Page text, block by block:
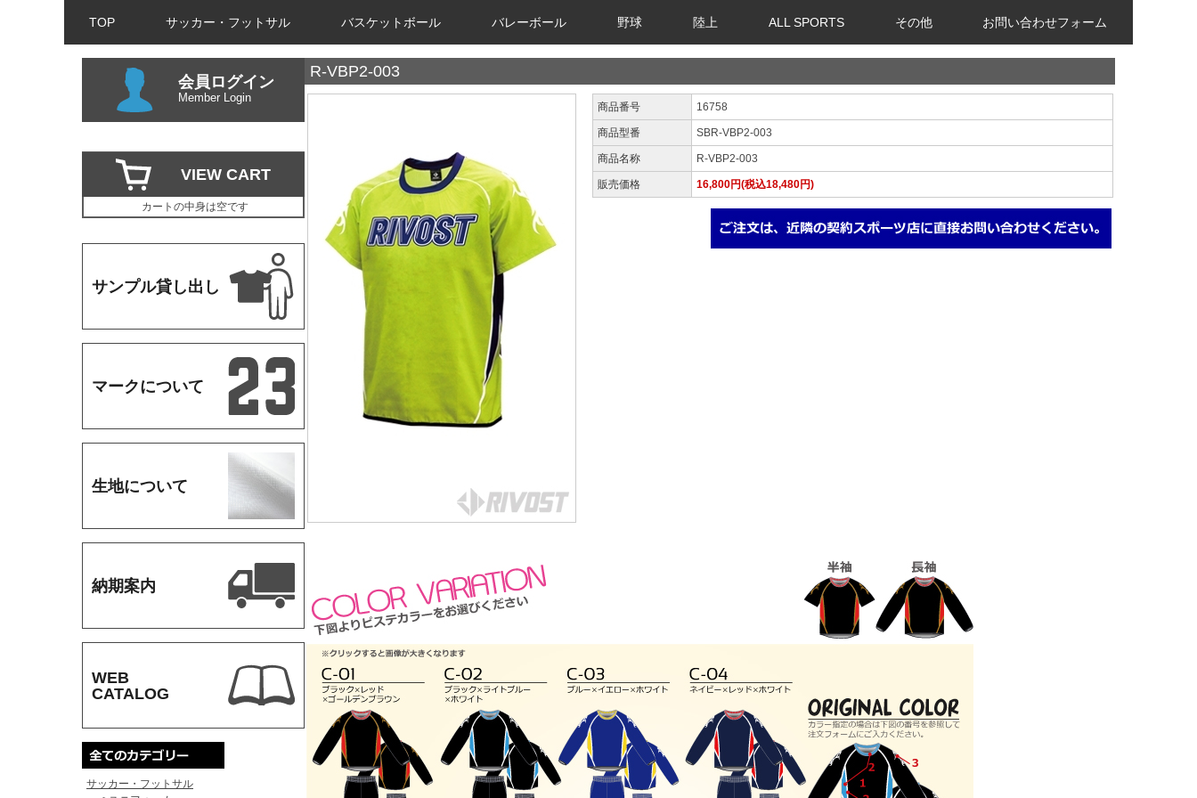
TOP サッカー・フットサル バスケットボール バレーボール 野球 陸上 ALL SPORTS その他 お問い合わせフォーム
会員ログイン
Member Login
VIEW CART
カートの中身は空です
サンプル貸し出し
マークについて
生地について
納期案内
WEB
CATALOG
サッカー・フットサル
R-VBP2-003
商品番号 16758
商品型番 SBR-VBP2-003
商品名称 R-VBP2-003
販売価格 16,800円(税込18,480円)